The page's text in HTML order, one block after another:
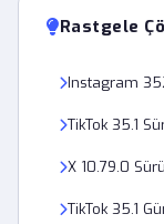
Rastgele
Instagram
TikTok 35.1
X 10.79.0
TikTok 35.1